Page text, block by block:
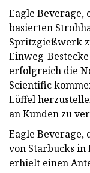
Eagle
basierten
Spritzgießwerk
Einweg-
erfolgreich die
Scientific
Löffel
an Kunden zu
Eagle Beverage,
von Starbucks
erhielt einen